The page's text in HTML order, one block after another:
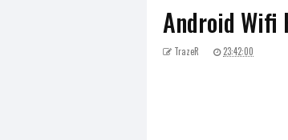
Android Wifi
TrazeR 23:42:00